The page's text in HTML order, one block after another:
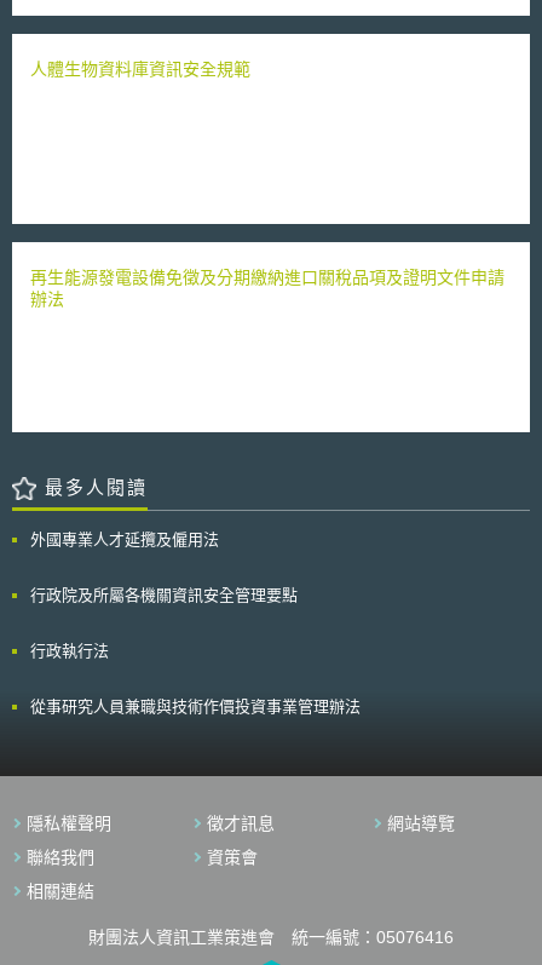
人體生物資料庫資訊安全規範
再生能源發電設備免徵及分期繳納進口關稅品項及證明文件申請
辦法
最多人閱讀
外國專業人才延攬及僱用法
行政院及所屬各機關資訊安全管理要點
行政執行法
從事研究人員兼職與技術作價投資事業管理辦法
隱私權聲明 徵才訊息
網站導覽
聯絡我們
資策會
相關連結
財團法人資訊工業策進會 統一編號：05076416